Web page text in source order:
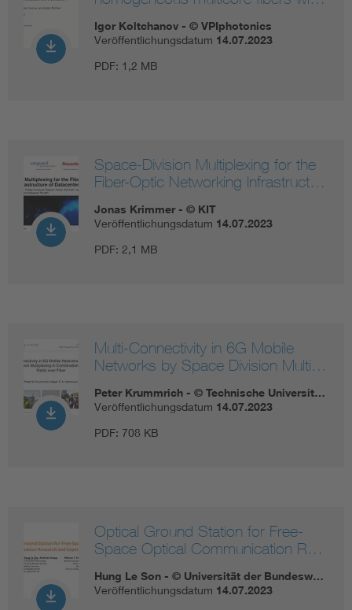
Igor Koltchanov - © VPIphotonics
Veröffentlichungsdatum 14.07.2023
PDF: 1,2 MB
Space-Division Multiplexing for the
Fiber-Optic Networking Infrastruct…
Jonas Krimmer - © KIT
Veröffentlichungsdatum 14.07.2023
PDF: 2,1 MB
Multi-Connectivity in 6G Mobile
Networks by Space Division Multi…
Peter Krummrich - © Technische Universit…
Veröffentlichungsdatum 14.07.2023
PDF: 708 KB
Optical Ground Station for Free-
Space Optical Communication R…
Hung Le Son - © Universität der Bundesw…
Veröffentlichungsdatum 14.07.2023